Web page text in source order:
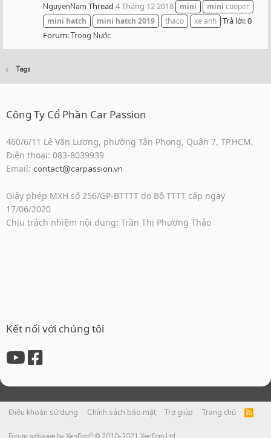
NguyenNam Thread 4 Tháng 12 2018 mini mini cooper
mini hatch mini hatch 2019 thaco xe anh Trả lời: 0
Forum:Trong Nước
Tags
Công Ty Cổ Phần Car Passion
460/6/11 Lê Văn Lương, phường Tân Phong, Quận 7, TP.HCM,
Điện thoại: 083-8039939
Email: contact@carpassion.vn
Giấy phép MXH số 256/GP-BTTTT do Bộ TTTT cấp ngày
17/06/2020
Chịu trách nhiệm nội dung: Trần Thị Phương Thảo
Kết nối với chúng tôi
Điều khoản sử dụng Chính sách bảo mật Trợ giúp Trang chủ
R
S
®